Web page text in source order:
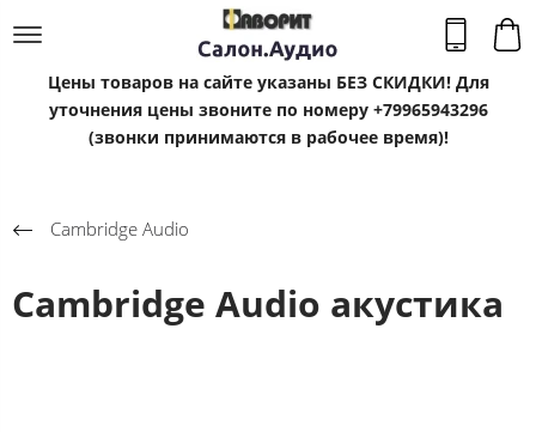
Цены товаров на сайте указаны БЕЗ СКИДКИ! Для
уточнения цены звоните по номеру +79965943296
(звонки принимаются в рабочее время)!
Cambridge Audio
Cambridge Audio акустика